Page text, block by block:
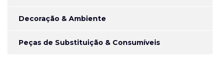
Decoração & Ambiente
Peças de Substituição & Consumíveis